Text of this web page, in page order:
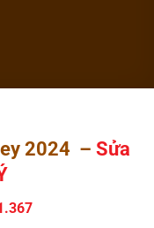
2024 – Sửa